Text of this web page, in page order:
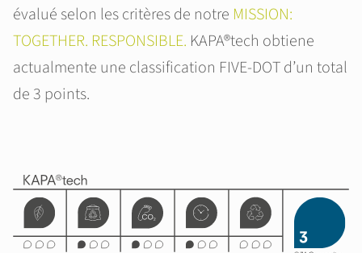
évalué selon les critères de notre MISSION:
TOGETHER. RESPONSIBLE. KAPA®tech obtiene
actualmente une classification FIVE-DOT d’un total
de 3 points.